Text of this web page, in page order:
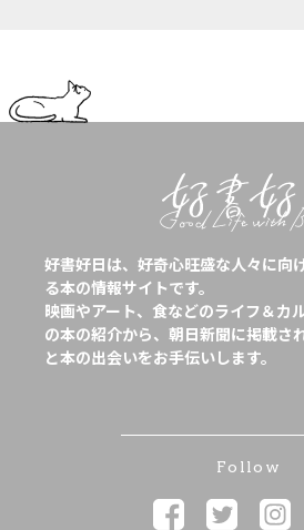
好書好日は、好奇心旺盛な人々に向
る本の情報サイトです。
映画やアート、食などのライフ＆カ
の本の紹介から、朝日新聞に掲載さ
と本の出会いをお手伝いします。
Follow